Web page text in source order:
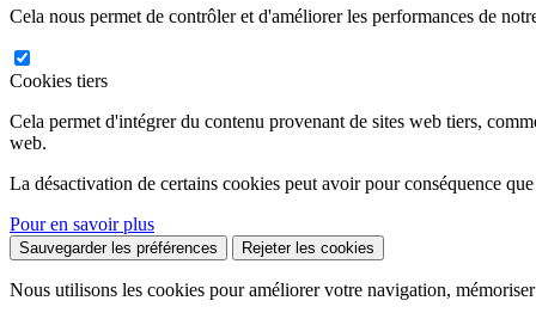
Cela nous permet de contrôler et d'améliorer les performances de
Cookies tiers
Cela permet d'intégrer du contenu provenant de sites web tiers,
web.
La désactivation de certains cookies peut avoir pour conséquence
Pour en savoir plus
Sauvegarder les préférences Rejeter les cookies
Nous utilisons les cookies pour améliorer votre navigation,